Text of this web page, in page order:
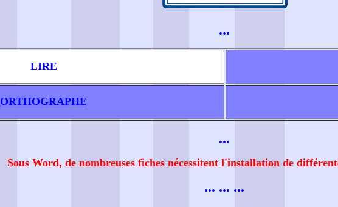
...
LIRE
ORTHOGRAPHE
...
Sous Word, de nombreuses fiches nécessitent l'installation de
... ... ...